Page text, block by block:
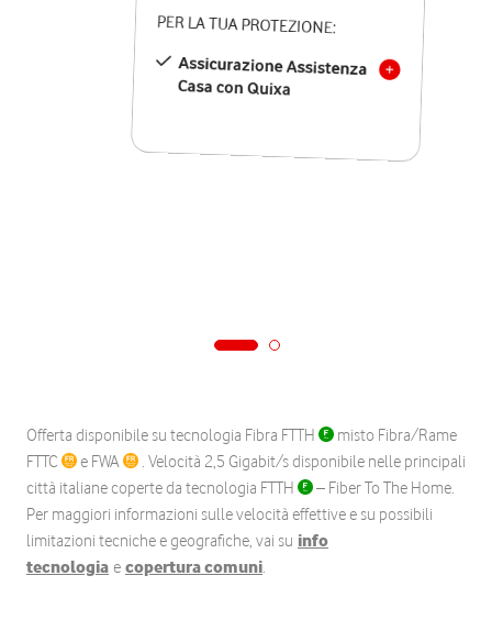
PER LA TUA PROTEZIONE:
Assicurazione Assistenza
Casa con Quixa
Offerta disponibile su tecnologia Fibra FTTH
misto Fibra/Rame
FTTC
e FWA
. Velocità 2,5 Gigabit/s disponibile nelle principali
città italiane coperte da tecnologia FTTH
– Fiber To The Home.
Per maggiori informazioni sulle velocità effettive e su possibili
limitazioni tecniche e geografiche, vai su info
tecnologia e copertura comuni.